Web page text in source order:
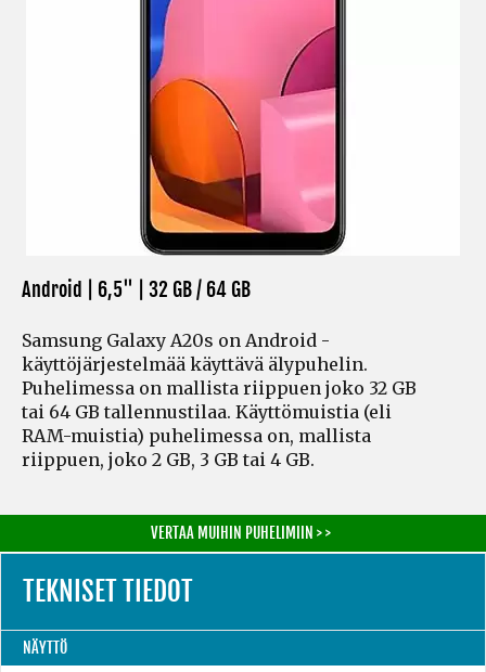
Android | 6,5" | 32 GB / 64 GB
Samsung Galaxy A20s on Android -
käyttöjärjestelmää käyttävä älypuhelin.
Puhelimessa on mallista riippuen joko 32 GB
tai 64 GB tallennustilaa. Käyttömuistia (eli
RAM-muistia) puhelimessa on, mallista
riippuen, joko 2 GB, 3 GB tai 4 GB.
VERTAA MUIHIN PUHELIMIIN > >
TEKNISET TIEDOT
NÄYTTÖ